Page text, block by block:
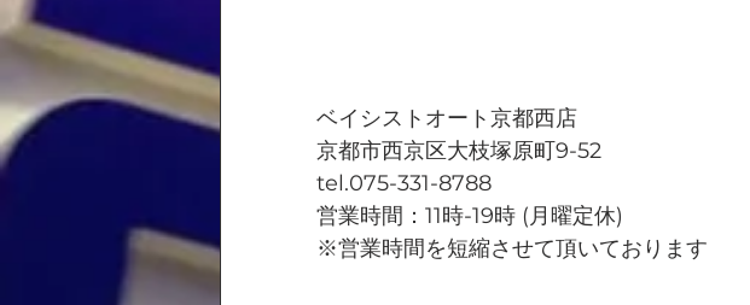
ベイシストオート京都西店
京都市西京区大枝塚原町9-52
tel.075-331-8788
営業時間：11時-19時 (月曜定休)
※営業時間を短縮させて頂いております